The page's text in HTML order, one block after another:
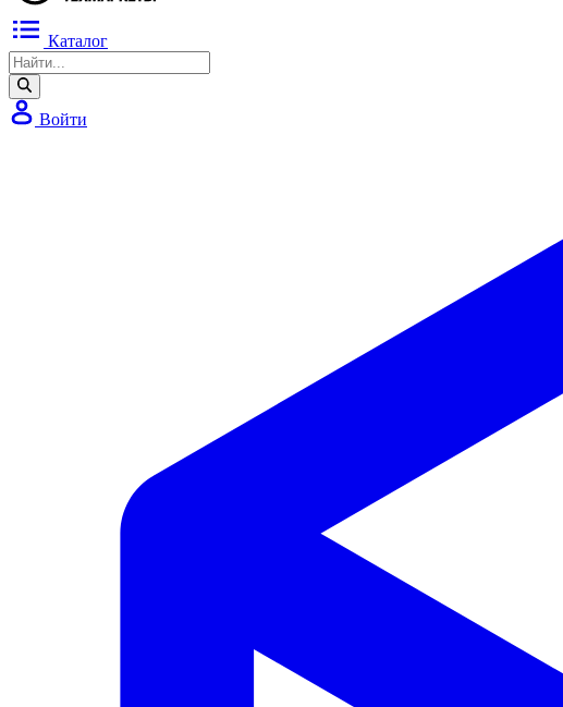
Каталог
Войти